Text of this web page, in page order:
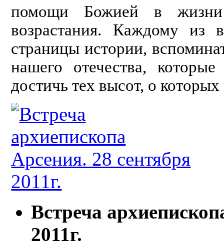
помощи Божией в
возрастания. Каждому из
страницы истории,
нашего отечества,
достичь тех высот, о
Встреча
2011г.